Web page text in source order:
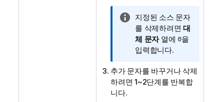
정
보
메
모
지정된 소스 문자
를 삭제하려면 대
체 문자열에 0을
입력합니다.
추가 문자를 바꾸거나 삭제
하려면 1~2단계를 반복합
니다.